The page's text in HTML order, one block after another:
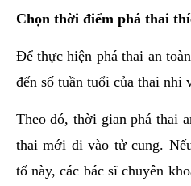
Chọn thời điểm phá thai
Để thực hiện phá thai an
đến số tuần tuổi của thai nhi
Theo đó, thời gian phá thai
thai mới đi vào tử cung.
tố này, các bác sĩ chuyên